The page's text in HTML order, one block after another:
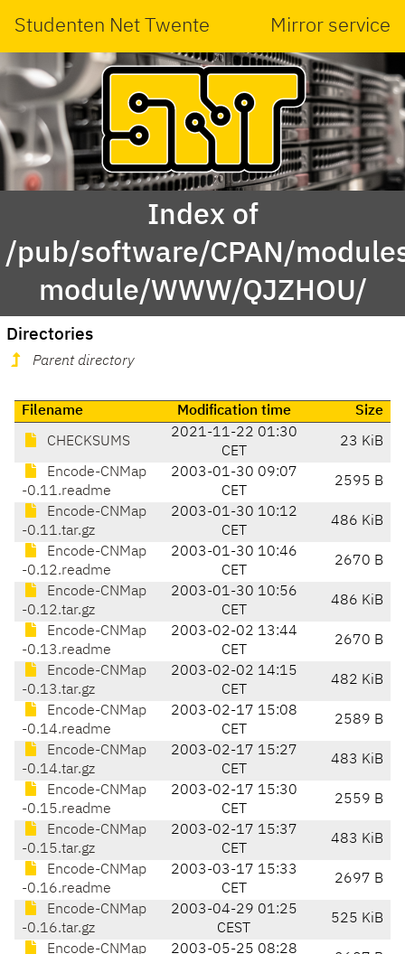
Studenten Net Twente Mirror service
Index of
/pub/software/CPAN/
module/WWW/QJZHOU/
Directories
Parent directory
Filename Modification time Size
CHECKSUMS
2021-11-22 01:30
CET
23 KiB
Encode-CNMap
-0.11.readme
2003-01-30 09:07
CET
2595 B
Encode-CNMap
-0.11.tar.gz
2003-01-30 10:12
CET
486 KiB
Encode-CNMap
-0.12.readme
2003-01-30 10:46
CET
2670 B
Encode-CNMap
-0.12.tar.gz
2003-01-30 10:56
CET
486 KiB
Encode-CNMap
-0.13.readme
2003-02-02 13:44
CET
2670 B
Encode-CNMap
-0.13.tar.gz
2003-02-02 14:15
CET
482 KiB
Encode-CNMap
-0.14.readme
2003-02-17 15:08
CET
2589 B
Encode-CNMap
-0.14.tar.gz
2003-02-17 15:27
CET
483 KiB
Encode-CNMap
-0.15.readme
2003-02-17 15:30
CET
2559 B
Encode-CNMap
-0.15.tar.gz
2003-02-17 15:37
CET
483 KiB
Encode-CNMap
-0.16.readme
2003-03-17 15:33
CET
2697 B
Encode-CNMap
-0.16.tar.gz
2003-04-29 01:25
CEST
525 KiB
Encode-CNMap
2003-05-25 08:28